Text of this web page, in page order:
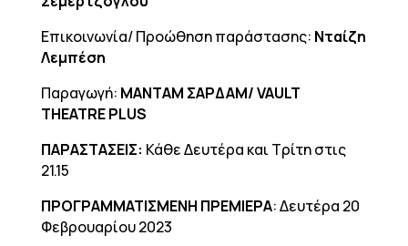
Επικοινωνία/ Προώθηση παράστασης: Νταίζη
Λεμπέση
Παραγωγή: ΜΑΝΤΑΜ ΣΑΡΔΑΜ/VAULT
THEATREPLUS
ΠΑΡΑΣΤΑΣΕΙΣ: Κάθε Δευτέρα και Τρίτη στις
21.15
ΠΡΟΓΡΑΜΜΑΤΙΣΜΕΝΗ ΠΡΕΜΙΕΡΑ: Δευτέρα 20
Φεβρουαρίου 2023